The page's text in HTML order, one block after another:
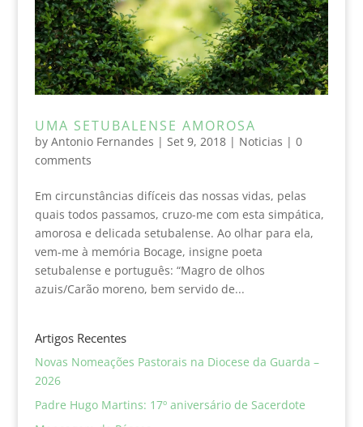
UMA SETUBALENSE AMOROSA
by Antonio Fernandes | Set 9, 2018| Noticias | 0
comments
Em circunstâncias difíceis das nossas vidas, pelas
quais todos passamos, cruzo-me com esta simpática,
amorosa e delicada setubalense. Ao olhar para ela,
vem-me à memória Bocage, insigne poeta
setubalense e português: “Magro de olhos
azuis/Carão moreno, bem servido de...
Artigos Recentes
Novas Nomeações Pastorais na Diocese da Guarda –
2026
Padre Hugo Martins: 17º aniversário de Sacerdote